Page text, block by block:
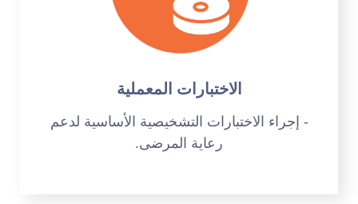
الاختبارات المعملية
- إجراء الاختبارات التشخيصية الأساسية لدعم
رعاية المرضى.